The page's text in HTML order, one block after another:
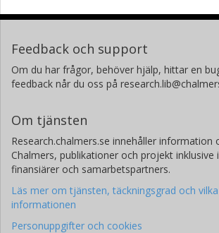
Feedback och support
Om du har frågor, behöver hjälp, hittar en
feedback når du oss på
Om tjänsten
Research.chalmers.se innehåller information
Chalmers, publikationer och projekt
finansiärer och samarbetspartners.
Läs mer om tjänsten, täckningsgrad och
informationen
Personuppgifter och cookies